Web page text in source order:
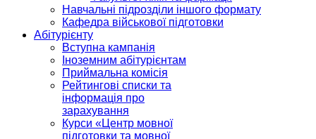
Навчальні підрозділи іншого формату
Кафедра військової підготовки
Абітурієнту
Вступна кампанія
Іноземним абітурієнтам
Приймальна комісія
Рейтингові списки та
інформація про
зарахування
Курси «Центр мовної
підготовки та мовної